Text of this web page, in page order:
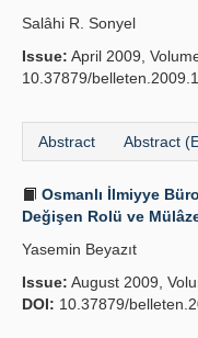
Salâhi R. Sonyel
Issue: April 2009,
10.37879/
Abstract Abstract
Osmanlı İlmiyye
Değişen Rolü ve
Yasemin Beyazıt
Issue: August 2009,
DOI: 10.37879/